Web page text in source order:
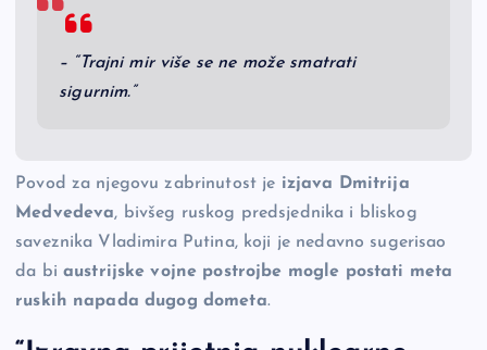
– “Trajni mir više se ne može smatrati
sigurnim.”
Povod za njegovu zabrinutost je izjava Dmitrija
Medvedeva, bivšeg ruskog predsjednika i bliskog
saveznika Vladimira Putina, koji je nedavno sugerisao
da bi austrijske vojne postrojbe mogle postati meta
ruskih napada dugog dometa.